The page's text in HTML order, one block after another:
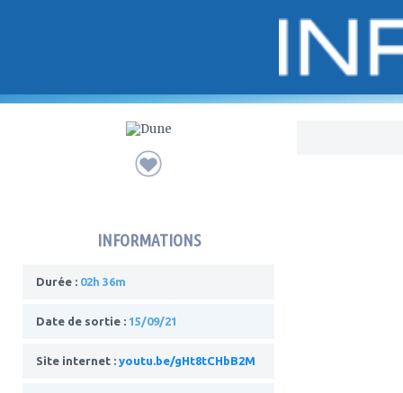
INFORMATIONS
Durée : 02h 36m
Date de sortie : 15/09/21
Site internet : youtu.be/gHt8tCHbB2M